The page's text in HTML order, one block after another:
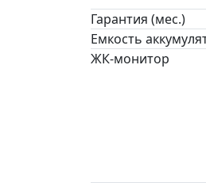
Гарантия (мес.)
Емкость
ЖК-монитор